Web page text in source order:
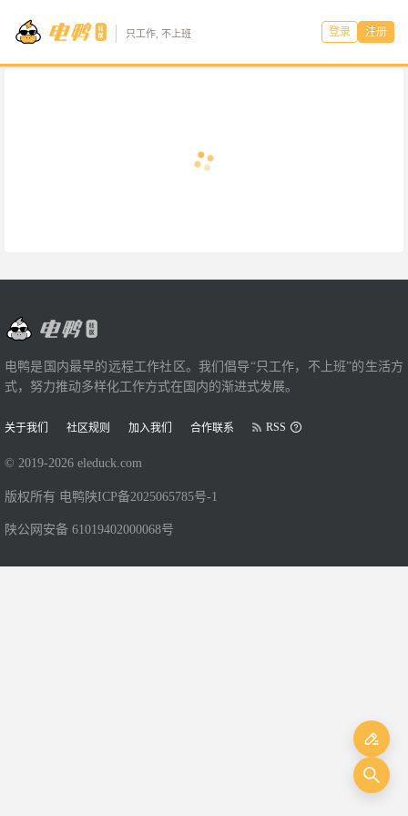
只工作, 不上班 登录 注册
电鸭是国内最早的远程工作社区。我们倡导“只工作，不上班”的生活方
式，努力推动多样化工作方式在国内的渐进式发展。
关于我们 社区规则 加入我们 合作联系 RSS
© 2019-2026 eleduck.com
版权所有 电鸭 陕ICP备2025065785号-1
陕公网安备 61019402000068号